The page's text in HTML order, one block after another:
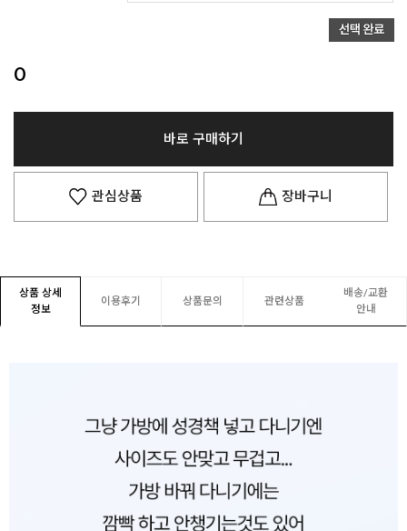
0
바로 구매하기
관심상품 장바구니
상품 상세
정보
이용후기 상품문의 관련상품
배송/교환
안내